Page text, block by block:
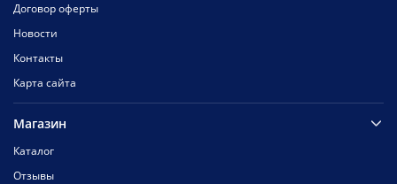
Договор оферты
Новости
Контакты
Карта сайта
Магазин
Каталог
Отзывы